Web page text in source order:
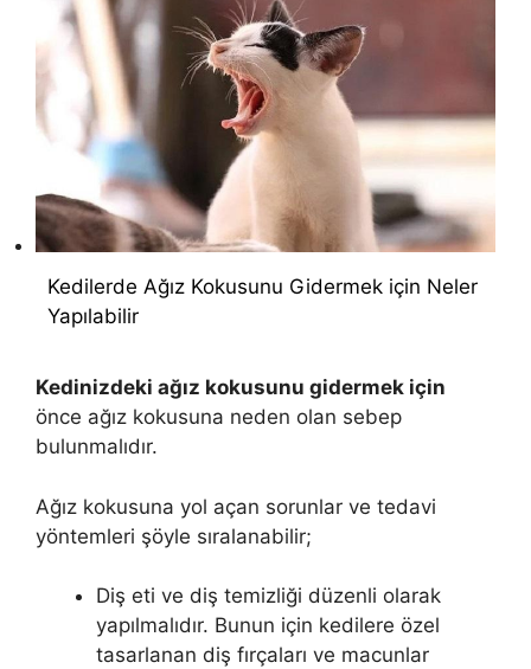
Kedilerde Ağız Kokusunu Gidermek için Neler
Yapılabilir
Kedinizdeki ağız kokusunu gidermek için
önce ağız kokusuna neden olan sebep
bulunmalıdır.
Ağız kokusuna yol açan sorunlar ve tedavi
yöntemleri şöyle sıralanabilir;
Diş eti ve diş temizliği düzenli olarak
yapılmalıdır. Bunun için kedilere özel
tasarlanan diş fırçaları ve macunlar